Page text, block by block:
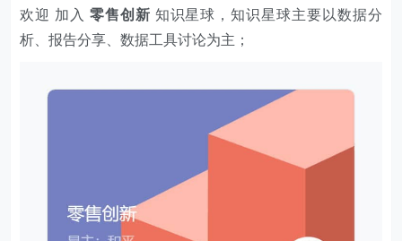
欢迎 加入 零售创新 知识星球，知识星球主要以数据分
析、报告分享、数据工具讨论为主；